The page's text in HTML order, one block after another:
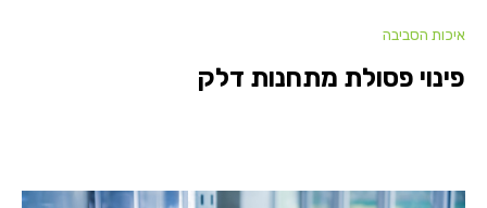
איכות הסביבה
פינוי פסולת מתחנות דלק